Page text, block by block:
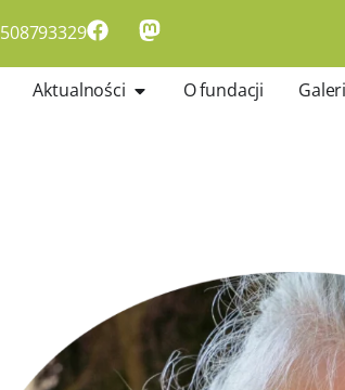
508793329
Aktualności O fundacji